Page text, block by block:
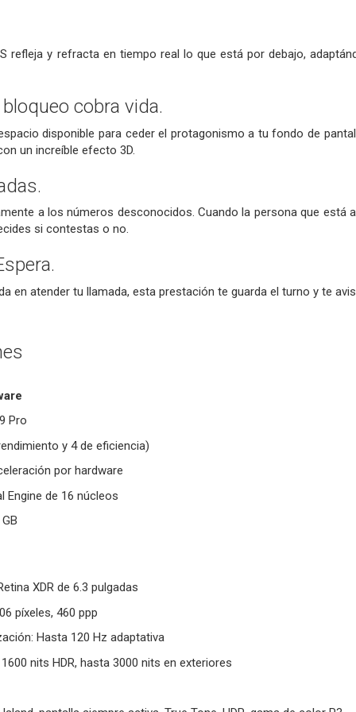
refleja y refracta en tiempo real lo que está por debajo,
cobra vida.
disponible para ceder el protagonismo a tu fondo de
un increíble efecto 3D.
a los números desconocidos. Cuando la persona que está
si contestas o no.
en atender tu llamada, esta prestación te guarda el turno y te
Pro
y 4 de eficiencia)
por hardware
Engine de 16 núcleos
XDR de 6.3 pulgadas
píxeles, 460 ppp
Hasta 120 Hz adaptativa
nits HDR, hasta 3000 nits en exteriores